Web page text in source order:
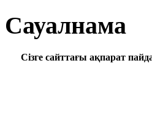
Сауалнама
Сізге сайттағы ақпарат